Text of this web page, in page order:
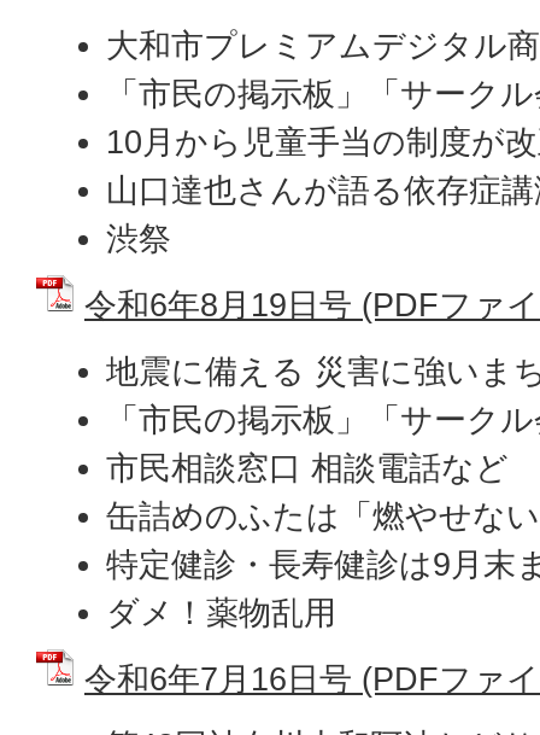
大和市プレミアムデジタル
「市民の掲示板」「サーク
10月から児童手当の制度が
山口達也さんが語る依存症
渋祭
令和6年8月19日号 (PDFファ
地震に備える 災害に強いま
「市民の掲示板」「サーク
市民相談窓口 相談電話など
缶詰めのふたは「燃やせな
特定健診・長寿健診は9月末
ダメ！薬物乱用
令和6年7月16日号 (PDFファ